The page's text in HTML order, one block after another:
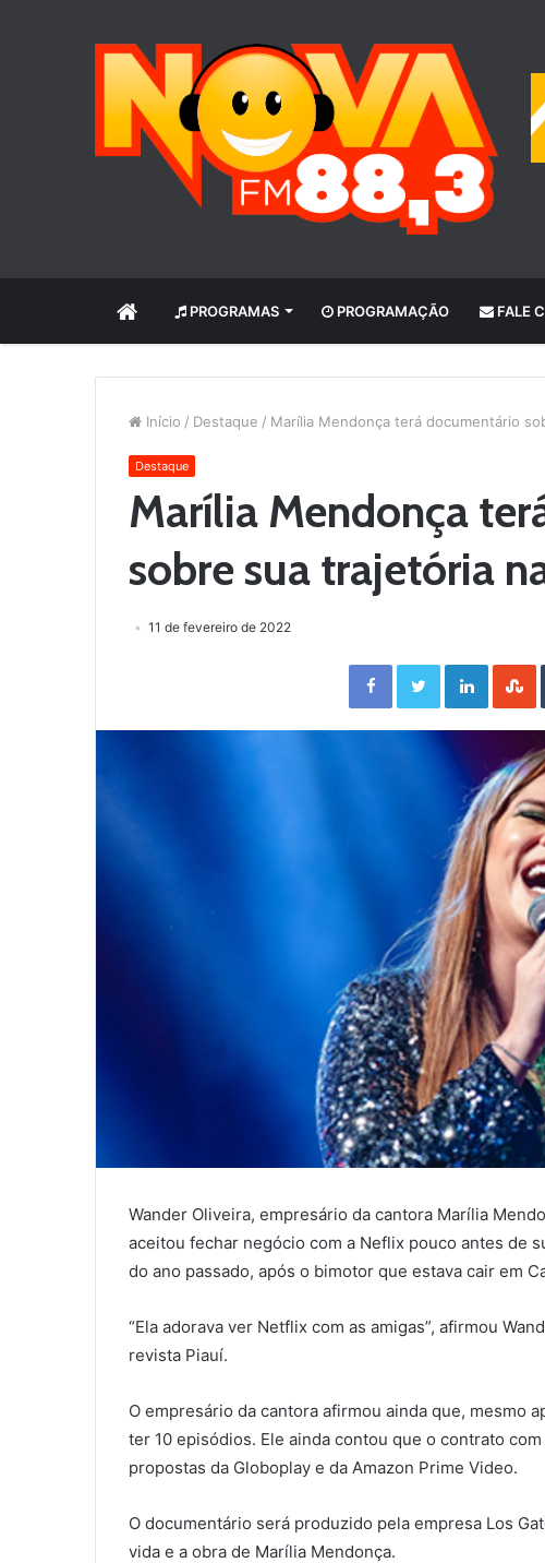
INÍCIO PROGRAMAS PROGRAMAÇÃO FALE
Início / Destaque / Marília Mendonça terá documentário
Destaque
Marília Mendonça
sobre sua trajetória
11 de fevereiro de 2022
Facebook Twitter LinkedIn StumbleUpon
Wander Oliveira, empresário da cantora Marília
aceitou fechar negócio com a Neflix pouco antes de
do ano passado, após o bimotor que estava cair em
“Ela adorava ver Netflix com as amigas”, afirmou
revista Piauí.
O empresário da cantora afirmou ainda que, mesmo
ter 10 episódios. Ele ainda contou que o contrato
propostas da Globoplay e da Amazon Prime Video.
O documentário será produzido pela empresa Los
vida e a obra de Marília Mendonça.